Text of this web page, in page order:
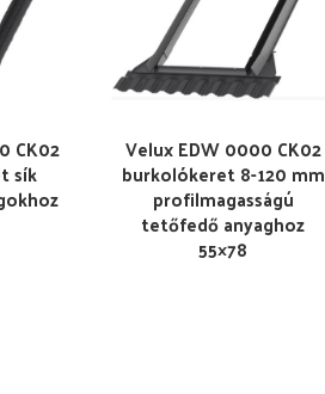
CK02
sík
Velux EDW 0000 CK02
burkolókeret 8-120 mm
profilmagasságú
tetőfedő anyaghoz
55×78